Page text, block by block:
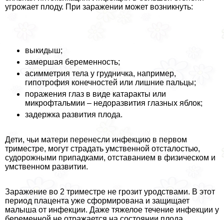
угрожает плоду. При заражении может возникнуть:
выкидыш;
замершая беременность;
асимметрия тела у грудничка, например,
гипотрофия конечностей или лишние пальцы;
поражения глаз в виде катаpaкты или
микрофтальмии – недоразвития глазных яблок;
задержка развития плода.
Дети, чьи матери перенесли инфекцию в первом
триместре, могут страдать умственной отсталостью,
судорожными припадками, отставанием в физическом и
умственном развитии.
Заражение во 2 триместре не грозит уpoдствами. В этот
период плацента уже сформирована и защищает
малыша от инфекции. Даже тяжелое течение инфекции у